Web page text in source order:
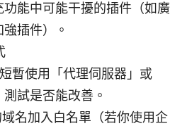
功能中可能干擾的插件（如廣
插件）。
暫使用「代理伺服器」或
測試是否能改善。
名加入白名單（若你使用企